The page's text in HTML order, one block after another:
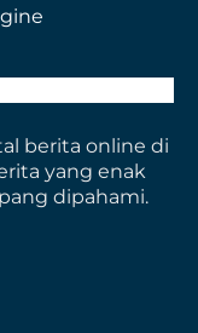
berita online di
yang enak
dipahami.